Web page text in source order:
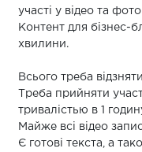
участі у відео та
Контент для бізнес-
хвилини.
Всього треба
Треба прийняти
тривалістью в 1
Майже всі відео
Є готові текста, а